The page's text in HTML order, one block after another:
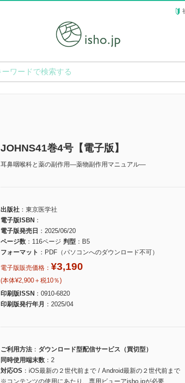
JOHNS41巻4号【電子版】
耳鼻咽喉科と薬の副作用―薬物副作用マニュアル―
出版社
東京医学社
電子版ISBN
電子版発売日
2025/06/20
ページ数
116ページ 判型
B5
フォーマット
PDF（パソコンへのダウンロード不可）
電子版販売価格： ¥3,190
(本体¥2,900＋税10％)
印刷版ISSN
0910-6820
印刷版発行年月
2025/04
ご利用方法
ダウンロード型配信サービス（買切型）
同時使用端末数
2
対応OS
iOS最新の２世代前まで / Android最新の２世代前まで
※コンテンツの使用にあたり、専用ビューアisho.jpが必要